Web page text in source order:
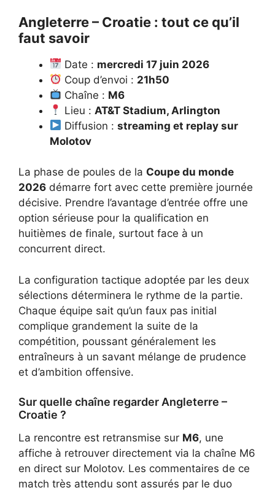
Angleterre – Croatie : tout ce qu’il
faut savoir
Date : mercredi 17 juin 2026
Coup d’envoi : 21h50
Chaîne : M6
Lieu : AT&T Stadium, Arlington
Diffusion :streaming et replay sur
Molotov
La phase de poules de la Coupe du monde
2026 démarre fort avec cette première journée
décisive. Prendre l’avantage d’entrée offre une
option sérieuse pour la qualification en
huitièmes de finale, surtout face à un
concurrent direct.
La configuration tactique adoptée par les deux
sélections déterminera le rythme de la partie.
Chaque équipe sait qu’un faux pas initial
complique grandement la suite de la
compétition, poussant généralement les
entraîneurs à un savant mélange de prudence
et d’ambition offensive.
Sur quelle chaîne regarder Angleterre –
Croatie ?
La rencontre est retransmise sur M6, une
affiche à retrouver directement via la chaîne M6
en direct sur Molotov. Les commentaires de ce
match très attendu sont assurés par le duo